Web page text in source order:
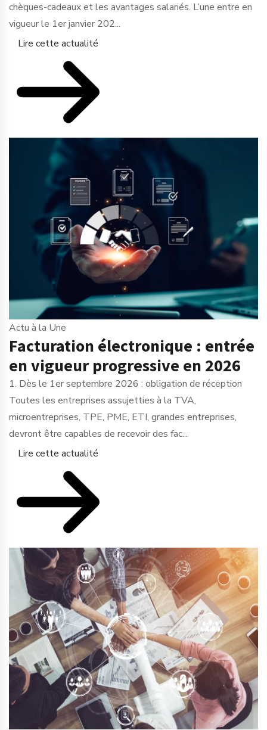
chèques-cadeaux et les avantages salariés. L’une entre en
vigueur le 1er janvier 202...
Lire cette actualité
Actu à la Une
Facturation électronique : entrée
en vigueur progressive en 2026
1. Dès le 1er septembre 2026 : obligation de réception
Toutes les entreprises assujetties à la TVA,
microentreprises, TPE, PME, ETI, grandes entreprises,
devront être capables de recevoir des fac...
Lire cette actualité